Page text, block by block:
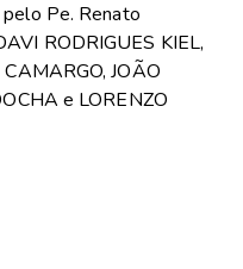
Pe. Renato
RODRIGUES KIEL,
JOÃO
e LORENZO